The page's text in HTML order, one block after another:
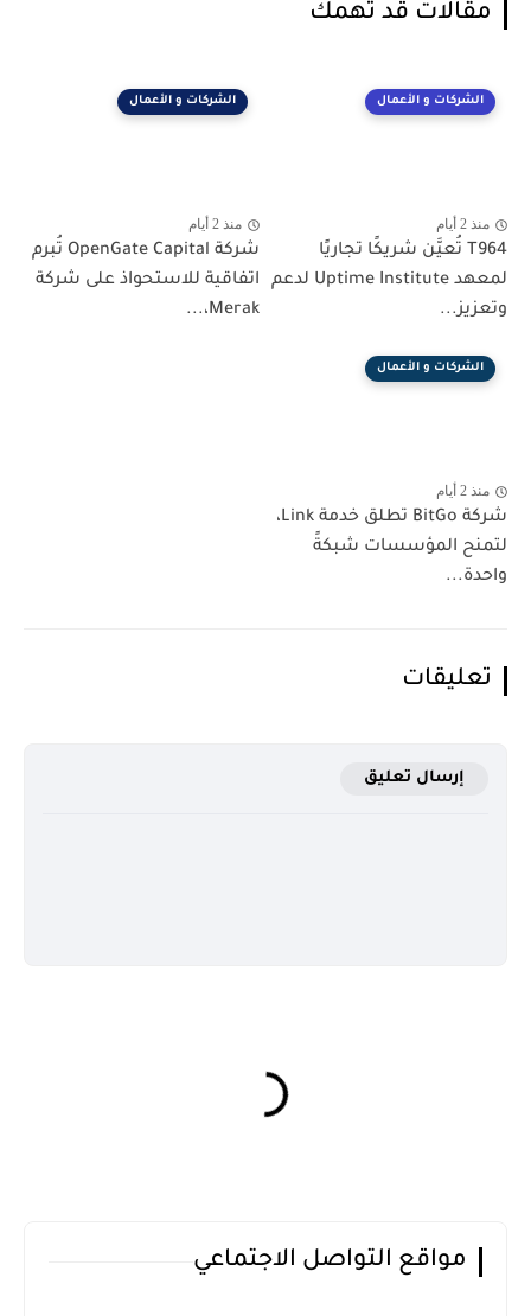
مقالات قد تهمك
الشركات و الأعمال
منذ 2 أيام
T964 تُعيَّن شريكًا تجاريًا
لمعهد Uptime Institute لدعم
وتعزيز...
الشركات و الأعمال
منذ 2 أيام
شركة OpenGate Capital تُبرم
اتفاقية للاستحواذ على شركة
Merak،...
الشركات و الأعمال
منذ 2 أيام
شركة BitGo تطلق خدمة Link،
لتمنح المؤسسات شبكةً
واحدة...
تعليقات
إرسال تعليق
مواقع التواصل الاجتماعي